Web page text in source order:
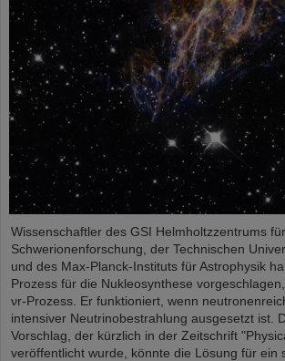
Wissenschaftler des GSI Helmholtzzentrums für
Schwerionenforschung, der Technischen
und des Max-Planck-Instituts für Astrophysik
Prozess für die Nukleosynthese
νr-Prozess. Er funktioniert, wenn
intensiver Neutrinobestrahlung ausgesetzt ist.
Vorschlag, der kürzlich in der Zeitschrift
veröffentlicht wurde, könnte die Lösung für ein